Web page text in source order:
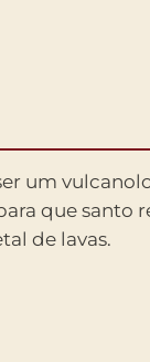
um
que santo
de lavas.